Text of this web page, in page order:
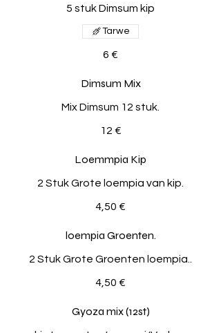
5 stuk Dimsum kip
6 €
Tarwe
Dimsum Mix
Mix Dimsum 12 stuk.
12 €
Loemmpia Kip
2 Stuk Grote loempia van kip.
4,50 €
loempia Groenten.
2 Stuk Grote Groenten loempia..
4,50 €
Gyoza mix (12st)